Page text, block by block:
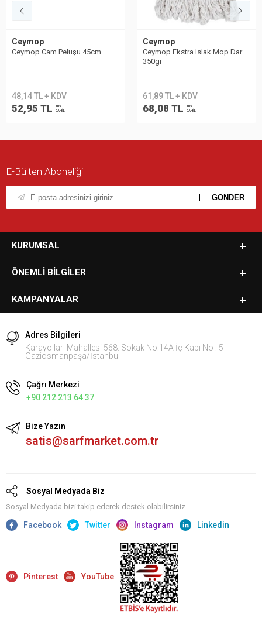
Ceymop
Ceymop Cam Peluşu 45cm
48,14 TL + KDV
52,95 TL
KDV
DAHİL
Ceymop
Ceymop Ekstra Islak Mop Dar
350gr
61,89 TL + KDV
68,08 TL
KDV
DAHİL
E-Bülten Aboneliği
KURUMSAL
ÖNEMLI BILGILER
KAMPANYALAR
Adres Bilgileri
Karayolları Mahallesi 568. Sokak No:14A İç Kapı No : 5
Gaziosmanpaşa/İstanbul
Çağrı Merkezi
+90 212 213 64 37
Bize Yazın
satis@sarfmarket.com.tr
Sosyal Medyada Biz
Sosyal Medyada bizi takip ederek destek olabilirsiniz.
Facebook Twitter Instagram Linkedin
Pinterest YouTube